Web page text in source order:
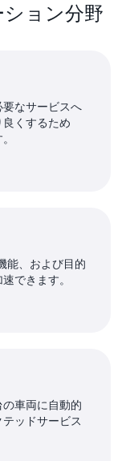
ョン分野
なサービスへ
くするため
能、および目的
できます。
車両に自動的
ッドサービス